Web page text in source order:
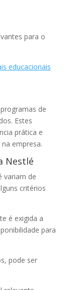
para o
educacionais
de
Estes
prática e
empresa.
Nestlé
variam de
critérios
é exigida a
para
pode ser